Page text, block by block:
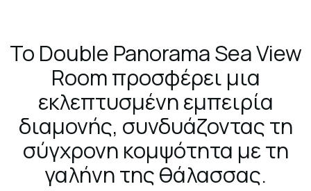
Το Double Panorama Sea View
Room προσφέρει μια
εκλεπτυσμένη εμπειρία
διαμονής, συνδυάζοντας τη
σύγχρονη κομψότητα με τη
γαλήνη της θάλασσας.